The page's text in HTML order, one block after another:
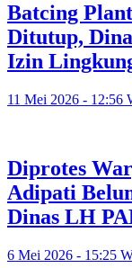
Batcing
Ditutup,
Izin
11 Mei 2026 - 12:56
Diprotes
Adipati
Dinas LH
6 Mei 2026 - 15:25